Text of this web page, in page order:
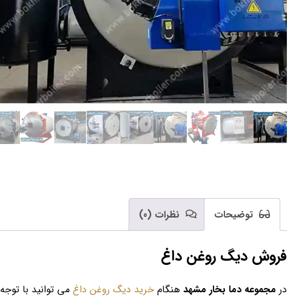
توضیحات نظرات (0)
فروش دیگ روغن داغ
در مجموعه دما بخار مشهد هنگام خرید دیگ روغن داغ می توانید با